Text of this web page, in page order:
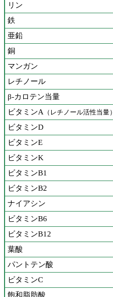
リン
鉄
亜鉛
銅
マンガン
レチノール
β-カロテン当量
ビタミンA （レチノール活性当量）
ビタミンD
ビタミンE
ビタミンK
ビタミンB1
ビタミンB2
ナイアシン
ビタミンB6
ビタミンB12
葉酸
パントテン酸
ビタミンC
飽和脂肪酸